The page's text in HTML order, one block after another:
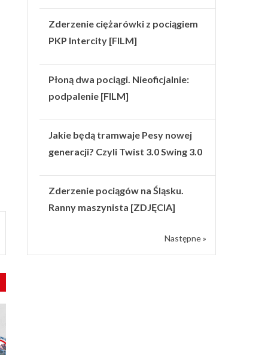
Zderzenie ciężarówki z pociągiem
PKP Intercity [FILM]
Płoną dwa pociągi. Nieoficjalnie:
podpalenie [FILM]
Jakie będą tramwaje Pesy nowej
generacji? Czyli Twist 3.0 Swing 3.0
Zderzenie pociągów na Śląsku.
Ranny maszynista [ZDJĘCIA]
Następne »